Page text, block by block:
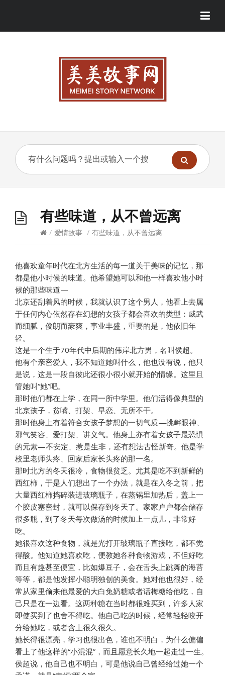
有些味道，从不曾远离
/ 爱情故事 / 有些味道，从不曾远离
他喜欢童年时代在北方生活的每一道关于美味的记忆，那
都是他小时候的味道。他希望她可以和他一样喜欢他小时
候的那些味道—
北京还刮着风的时候，我就认识了这个男人，他看上去属
于任何内心依然存在幻想的女孩子都会喜欢的类型：威武
而细腻，俊朗而豪爽，事业丰盛，重要的是，他依旧年
轻。
这是一个生于70年代中后期的伟岸北方男，名叫侯超。
他有个亲密爱人，我不知道她叫什么，他也没有说，他只
是说，这是一段自彼此还很小很小就开始的情缘。这里且
管她叫“她”吧。
那时他们都在上学，在同一所中学里。他们活得像典型的
北京孩子，贫嘴、打架、早恋、无所不干。
那时他身上有着符合女孩子梦想的一切气质—挑衅眼神、
邪气笑容、爱打架、讲义气。他身上亦有着女孩子最恐惧
的元素—不安定、惹是生非，还有想法古怪新奇。他是学
校里老师头疼、回家后家长头疼的那一名。
那时北方的冬天很冷，食物很贫乏。尤其是吃不到新鲜的
西红柿，于是人们想出了一个办法，就是在入冬之前，把
大量西红柿捣碎装进玻璃瓶子，在蒸锅里加热后，盖上一
个胶皮塞密封，就可以保存到冬天了。家家户户都会储存
很多瓶，到了冬天每次做汤的时候加上一点儿，非常好
吃。
她很喜欢这种食物，就是光打开玻璃瓶子直接吃，都不觉
得酸。他知道她喜欢吃，便教她各种食物游戏，不但好吃
而且有趣甚至便宜，比如爆豆子，会在舌头上跳舞的海苔
等等，都是他发挥小聪明独创的美食。她对他也很好，经
常从家里偷来他最爱的大白兔奶糖或者话梅糖给他吃，自
己只是在一边看。这两种糖在当时都很难买到，许多人家
即使买到了也舍不得吃。他自己吃的时候，经常轻轻咬开
分给她吃，或者含上很久很久。
她长得很漂亮，学习也很出色，谁也不明白，为什么偏偏
看上了他这样的“小混混”，而且愿意长久地一起走过一生。
侯超说，他自己也不明白，可是他说自己曾经给过她一个